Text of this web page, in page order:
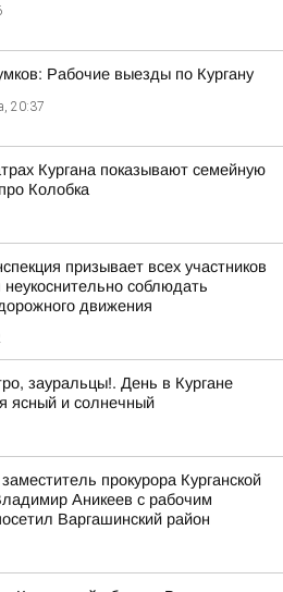
Рабочие выезды по Кургану
20:37
Кургана показывают семейную
Колобка
призывает всех участников
соблюдать
движения
зауральцы!. День в Кургане
ясный и солнечный
прокурора Курганской
Аникеев с рабочим
Варгашинский район